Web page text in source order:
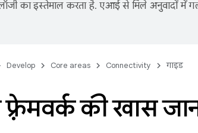
का इस्तेमाल करता है. एआई से मिले अनुवादों में
Develop Core areas Connectivity गाइड
की खास